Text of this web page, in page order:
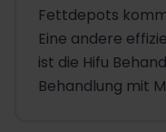
Fettdepots
Eine andere
ist die Hifu
Behandlung mit